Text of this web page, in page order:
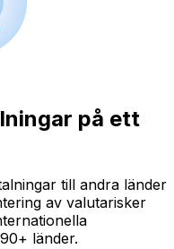
på ett
till andra länder
av valutarisker
länder.